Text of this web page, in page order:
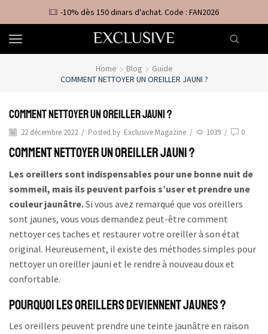
-10% dès 150 dinars d'achat. Code : FAN2026
Home Blog
Guide
COMMENT NETTOYER UN OREILLER JAUNI ?
Comment nettoyer un oreiller jauni ?
22 décembre 2022 / Posted by Exclusive Magazine / 1039 / 0
Comment nettoyer un oreiller jauni ?
Les oreillers sont indispensables pour une bonne nuit de
sommeil, mais ils peuvent parfois s’user et prendre une
couleur jaunâtre.Si vous avez remarqué que vos oreillers
sont jaunes, vous vous demandez peut-être comment
nettoyer ces taches et restaurer votre oreiller à son état
original. Heureusement, il existe des méthodes simples pour
nettoyer un oreiller jauni et le rendre à nouveau doux et
confortable.
Pourquoi les oreillers deviennent jaunes ?
Les oreillers peuvent prendre une teinte jaunâtre en raison